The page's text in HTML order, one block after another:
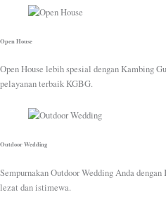
Open House
Open House lebih spesial dengan Kambing
pelayanan terbaik KGBG.
Outdoor Wedding
Sempurnakan Outdoor Wedding Anda
lezat dan istimewa.